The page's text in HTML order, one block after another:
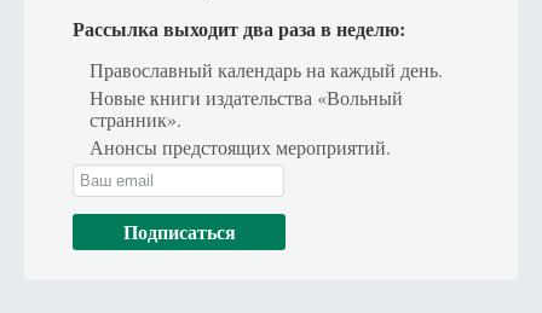
Рассылка выходит два раза в неделю:
Православный календарь на каждый день.
Новые книги издательства «Вольный
странник».
Анонсы предстоящих мероприятий.